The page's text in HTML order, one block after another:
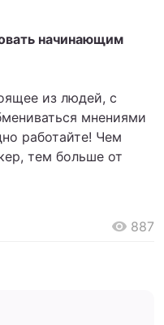
начинающим
из людей, с
мнениями
работайте! Чем
тем больше от
887